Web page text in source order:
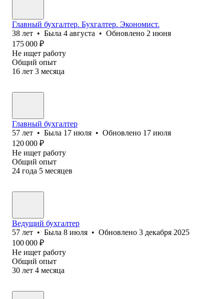
Главный бухгалтер. Бухгалтер. Экономист.
38 лет • Была 4 августа • Обновлено 2 июня
175 000 ₽
Не ищет работу
Общий опыт
16 лет 3 месяца
Главный бухгалтер
57 лет • Была 17 июля • Обновлено 17 июля
120 000 ₽
Не ищет работу
Общий опыт
24 года 5 месяцев
Ведущий бухгалтер
57 лет • Была 8 июля • Обновлено 3 декабря 2025
100 000 ₽
Не ищет работу
Общий опыт
30 лет 4 месяца